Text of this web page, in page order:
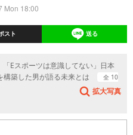
Mon 18:00
スト 送る
「Eスポーツは意識してない」日本
構築した男が語る未来とは
全 10
拡大写真